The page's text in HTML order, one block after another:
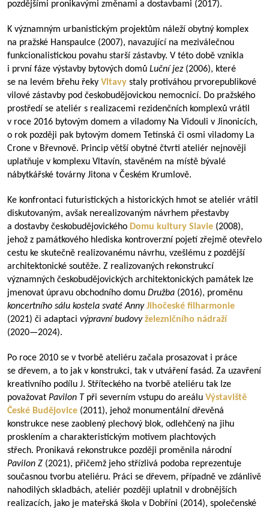
pozdějšími pronikavými změnami a dostavbami (2017).
K významným urbanistickým projektům náleží obytný komplex
na pražské Hanspaulce (2007), navazující na meziválečnou
funkcionalistickou povahu starší zástavby. V této době vznikla
i první fáze výstavby bytových domů Luční jez(2006), které
se na levém břehu řeky Vltavy staly protiváhou prvorepublikové
vilové zástavby pod českobudějovickou nemocnicí. Do pražského
prostředí se ateliér s realizacemi rezidenčních komplexů vrátil
v roce 2016 bytovým domem a viladomy Na Vidouli v Jinonicích,
o rok později pak bytovým domem Tetínská či osmi viladomy La
Crone v Břevnově. Princip větší obytné čtvrti ateliér nejnověji
uplatňuje v komplexu Vltavín, stavěném na místě bývalé
nábytkářské továrny Jitona v Českém Krumlově.
Ke konfrontaci futuristických a historických hmot se ateliér vrátil
diskutovaným, avšak nerealizovaným návrhem přestavby
a dostavby českobudějovického Domu kultury Slavie (2008),
jehož z památkového hlediska kontroverzní pojetí zřejmě otevřelo
cestu ke skutečně realizovanému návrhu, vzešlému z pozdější
architektonické soutěže. Z realizovaných rekonstrukcí
významných českobudějovických architektonických památek lze
jmenovat úpravu obchodního domu Družba (2016), proměnu
koncertního sálu kostela svaté Anny Jihočeské filharmonie
(2021) či adaptaci výpravní budovy železničního nádraží
(2020—2024).
Po roce 2010 se v tvorbě ateliéru začala prosazovat i práce
se dřevem, a to jak v konstrukci, tak v utváření fasád. Za uzavření
kreativního podílu J. Stříteckého na tvorbě ateliéru tak lze
považovat Pavilon T při severním vstupu do areálu Výstaviště
České Budějovice (2011), jehož monumentální dřevěná
konstrukce nese zaoblený plechový blok, odlehčený na jihu
prosklením a charakteristickým motivem plachtových
střech. Pronikavá rekonstrukce později proměnila národní
Pavilon Z (2021), přičemž jeho střízlivá podoba reprezentuje
současnou tvorbu ateliéru. Práci se dřevem, případně ve zdánlivě
nahodilých skladbách, ateliér později uplatnil v drobnějších
realizacích, jako je mateřská škola v Dobříni (2014), společenské